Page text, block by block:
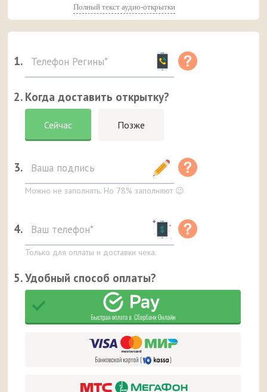
Полный текст аудио-открытки
1.
2. Когда доставить открытку?
Сейчас Позже
3.
Можно не заполнять. Но 78% заполняют 😉
4.
Только для оплаты и доставки чека.
5. Удобный способ оплаты?